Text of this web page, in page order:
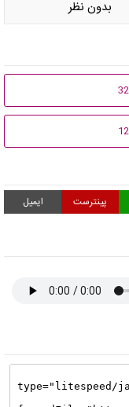
بدون نظر
پینترست ایمیل